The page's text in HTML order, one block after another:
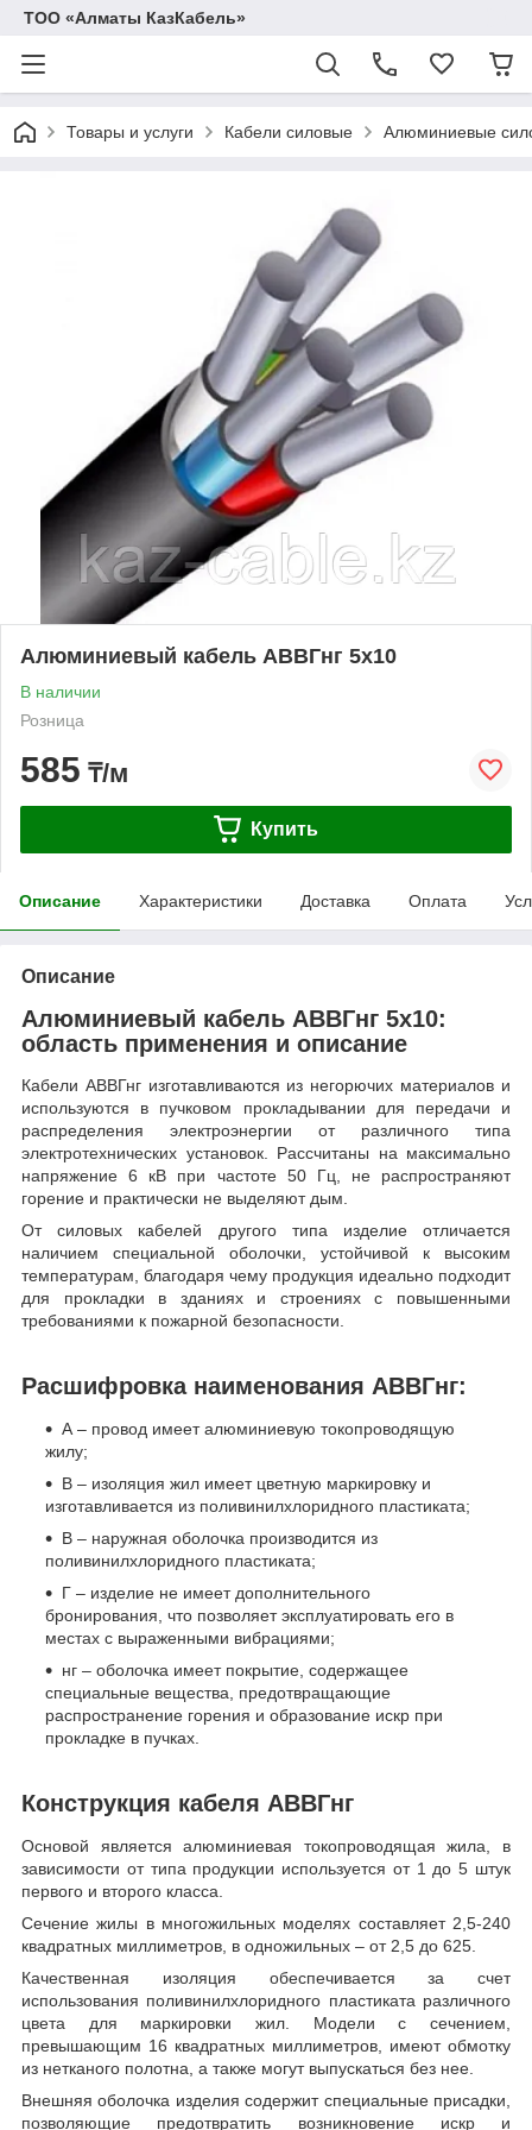
ТОО «Алматы КазКабель»
Товары и услуги Кабели силовые Алюминиевые
Алюминиевый кабель АВВГнг 5х10
В наличии
Розница
585 ₸/м
Купить
Описание Характеристики Доставка Оплата
Описание
Алюминиевый кабель АВВГнг 5х10:
область применения и описание
Кабели АВВГнг изготавливаются из негорючих материалов и
используются в пучковом прокладывании для передачи и
распределения электроэнергии от различного типа
электротехнических установок. Рассчитаны на максимально
напряжение 6 кВ при частоте 50 Гц, не распространяют
горение и практически не выделяют дым.
От силовых кабелей другого типа изделие отличается
наличием специальной оболочки, устойчивой к высоким
температурам, благодаря чему продукция идеально подходит
для прокладки в зданиях и строениях с повышенными
требованиями к пожарной безопасности.
Расшифровка наименования АВВГнг:
А – провод имеет алюминиевую токопроводящую
жилу;
В – изоляция жил имеет цветную маркировку и
изготавливается из поливинилхлоридного пластиката;
В – наружная оболочка производится из
поливинилхлоридного пластиката;
Г – изделие не имеет дополнительного
бронирования, что позволяет эксплуатировать его в
местах с выраженными вибрациями;
нг – оболочка имеет покрытие, содержащее
специальные вещества, предотвращающие
распространение горения и образование искр при
прокладке в пучках.
Конструкция кабеля АВВГнг
Основой является алюминиевая токопроводящая жила, в
зависимости от типа продукции используется от 1 до 5 штук
первого и второго класса.
Сечение жилы в многожильных моделях составляет 2,5-240
квадратных миллиметров, в одножильных – от 2,5 до 625.
Качественная изоляция обеспечивается за счет
использования поливинилхлоридного пластиката различного
цвета для маркировки жил. Модели с сечением,
превышающим 16 квадратных миллиметров, имеют обмотку
из нетканого полотна, а также могут выпускаться без нее.
Внешняя оболочка изделия содержит специальные присадки,
позволяющие предотвратить возникновение искр и